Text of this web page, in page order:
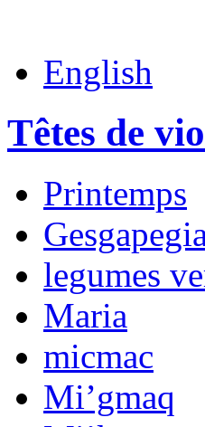
English
Têtes de
Printemps
legumes
Maria
micmac
Mi’gmaq